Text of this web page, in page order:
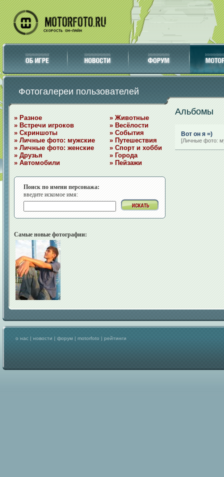
Фотогалереи пользователей
» Разное
» Встречи игроков
» Скриншоты
» Личные фото: мужские
» Личные фото: женские
» Друзья
» Автомобили
» Животные
» Весёлости
» События
» Путешествия
» Спорт и хобби
» Города
» Пейзажи
Поиск по имени персонажа:
введите искомое имя:
Самые новые фотографии:
Альбомы
Вот он я =)
[Личные фото:
о нас | новости | форум | motorfoto | рейтинги